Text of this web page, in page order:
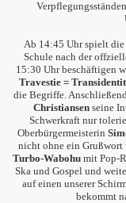
Ab 14:45 Uhr spielt
Schule nach der
15:30 Uhr beschäftigen
Travestie =
die Begriffe.
Christiansen seine
Schwerkraft nur
Oberbürgermeisterin
nicht ohne ein Grußwort
Turbo-Wabohu mit Pop-
Ska und Gospel und
auf einen unserer
bekommt